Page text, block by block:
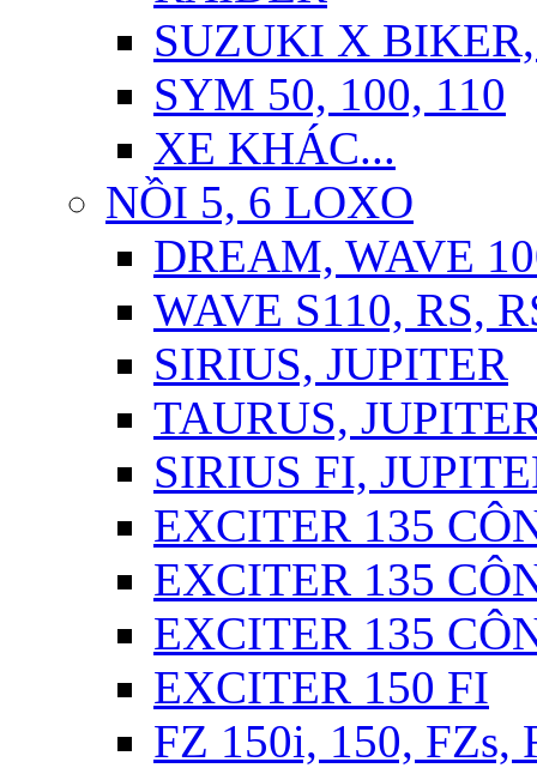
SUZUKI X
SYM 50, 100, 110
XE KHÁC...
NỒI 5, 6 LOXO
DREAM, WAVE
WAVE S110, RS,
SIRIUS, JUPITER
TAURUS,
SIRIUS FI,
EXCITER 135
EXCITER 135
EXCITER 135
EXCITER 150 FI
FZ 150i, 150, FZs,